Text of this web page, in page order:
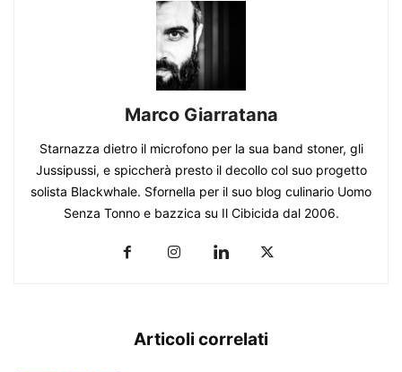
Marco Giarratana
Starnazza dietro il microfono per la sua band stoner, gli
Jussipussi, e spiccherà presto il decollo col suo progetto
solista Blackwhale. Sfornella per il suo blog culinario Uomo
Senza Tonno e bazzica su Il Cibicida dal 2006.
Articoli correlati